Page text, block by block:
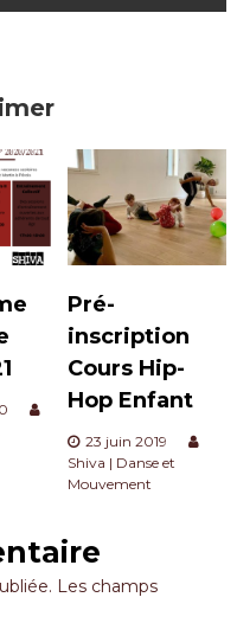
Pré-
inscription
Cours Hip-
Hop Enfant
23 juin 2019
Shiva | Danse et
Mouvement
Les champs